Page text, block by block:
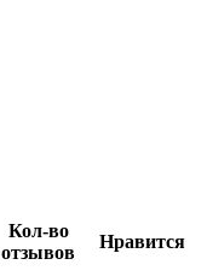
Кол-во
отзывов
Нравится